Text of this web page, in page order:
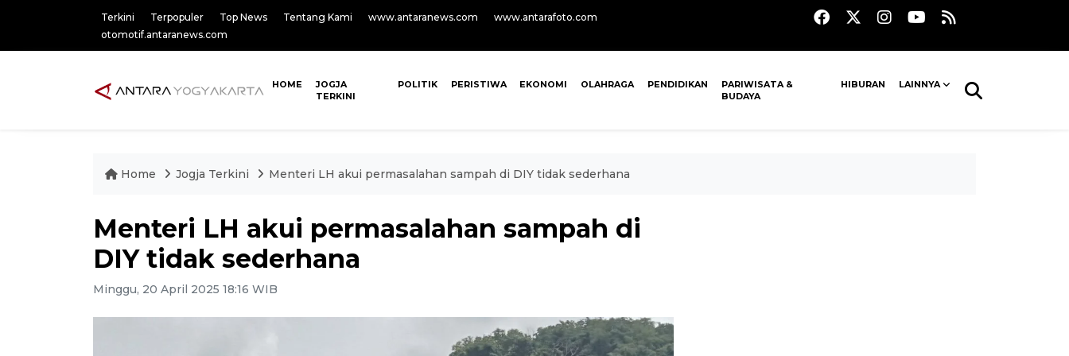
Terkini Terpopuler Top News Tentang Kami www.antaranews.com
www.antarafoto.com
otomotif.antaranews.com
HOME
JOGJA
TERKINI
POLITIK PERISTIWA EKONOMI OLAHRAGA PENDIDIKAN
PARIWISATA &
BUDAYA
HIBURAN LAINNYA
Home Jogja Terkini Menteri LH akui permasalahan sampah di DIY tidak sederhana
Menteri LH akui permasalahan sampah di
DIY tidak sederhana
Minggu, 20 April 2025 18:16 WIB